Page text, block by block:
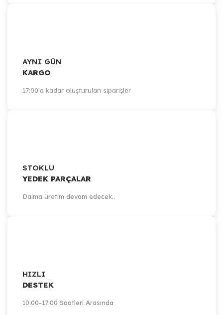
AYNI GÜN
KARGO
17:00'a kadar oluşturulan siparişler
STOKLU
YEDEK PARÇALAR
Daima üretim devam edecek..
HIZLI
DESTEK
10:00-17:00 Saatleri Arasında